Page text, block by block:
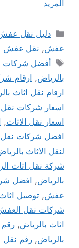
المزيد
التصنيفات
دليل نقل
عفش, نقل عفش
الوسوم
أفضل شركات
بالرياض, ارقام
ارقام نقل اثاث
اسعار شركات
اسعار نقل الاثاث,
افضل شركات نقل
لنقل الاثاث
شركة نقل اثاث
بالرياض, افضل
عفش, توصيل
شركات نقل
اثاث بالرياض, رقم
بالرياض, رقم نقل